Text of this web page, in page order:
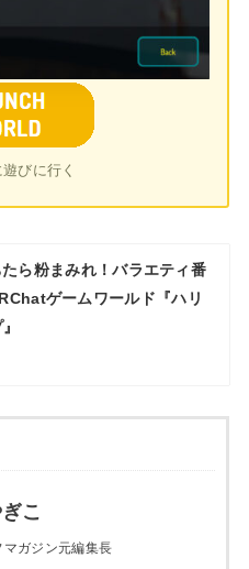
びに行く
ら粉まみれ！バラエティ番
ゲームワールド『ハリ
こ
ガジン元編集長